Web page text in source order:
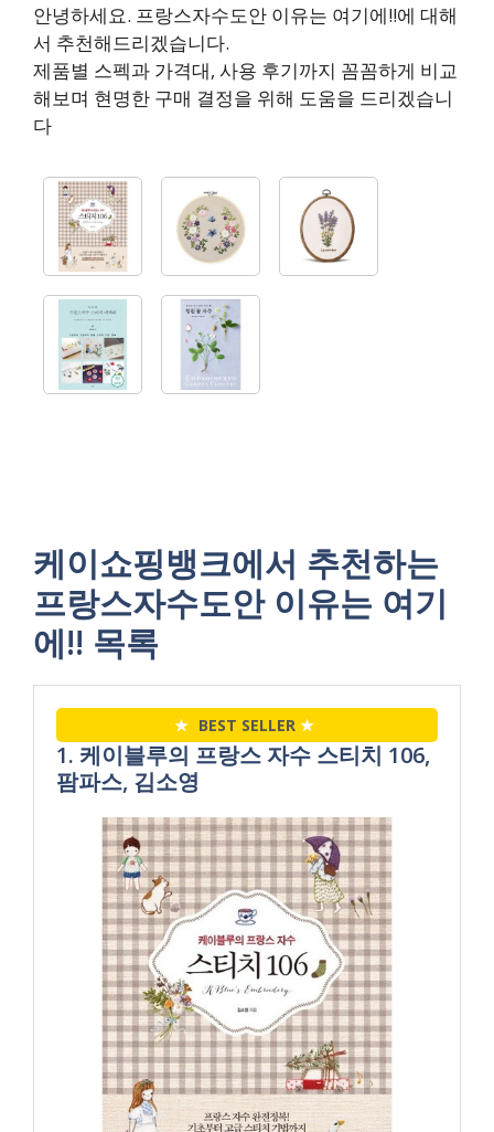
안녕하세요. 프랑스자수도안 이유는 여기에!!에 대해
서 추천해드리겠습니다.
제품별 스펙과 가격대, 사용 후기까지 꼼꼼하게 비교
해보며 현명한 구매 결정을 위해 도움을 드리겠습니
다
케이쇼핑뱅크에서 추천하는
프랑스자수도안 이유는 여기
에!! 목록
★ BEST SELLER ★
1. 케이블루의 프랑스 자수 스티치 106,
팜파스, 김소영